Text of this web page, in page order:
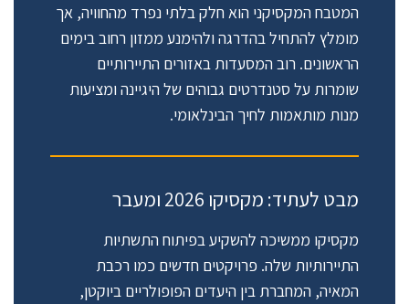
המטבח המקסיקני הוא חלק בלתי נפרד מהחוויה, אך
מומלץ להתחיל בהדרגה ולהימנע ממזון רחוב בימים
הראשונים. רוב המסעדות באזורים התיירותיים
שומרות על סטנדרטים גבוהים של היגיינה ומציעות
מנות מותאמות לחיך הבינלאומי.
מבט לעתיד: מקסיקו 2026 ומעבר
מקסיקו ממשיכה להשקיע בפיתוח התשתיות
התיירותיות שלה. פרויקטים חדשים כמו רכבת
המאיה, המחברת בין היעדים הפופולריים ביוקטן,